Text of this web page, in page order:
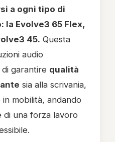
a ogni tipo di
la Evolve3 65 Flex,
45. Questa
audio
garantire qualità
sia alla scrivania,
mobilità, andando
di una forza lavoro